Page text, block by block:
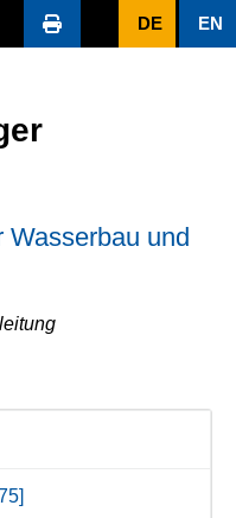
DE EN
Wasserbau und